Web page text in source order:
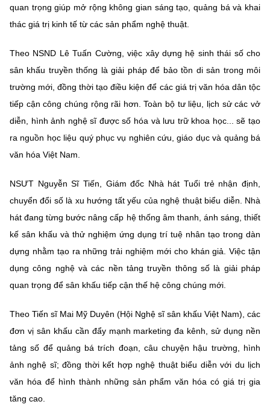
quan trọng giúp mở rộng không gian sáng tạo, quảng bá và khai
thác giá trị kinh tế từ các sản phẩm nghệ thuật.
Theo NSND Lê Tuấn Cường, việc xây dựng hệ sinh thái số cho
sân khấu truyền thống là giải pháp để bảo tồn di sản trong môi
trường mới, đồng thời tạo điều kiện để các giá trị văn hóa dân tộc
tiếp cận công chúng rộng rãi hơn. Toàn bộ tư liệu, lịch sử các vở
diễn, hình ảnh nghệ sĩ được số hóa và lưu trữ khoa học... sẽ tạo
ra nguồn học liệu quý phục vụ nghiên cứu, giáo dục và quảng bá
văn hóa Việt Nam.
NSƯT Nguyễn Sĩ Tiến, Giám đốc Nhà hát Tuổi trẻ nhận định,
chuyển đổi số là xu hướng tất yếu của nghệ thuật biểu diễn. Nhà
hát đang từng bước nâng cấp hệ thống âm thanh, ánh sáng, thiết
kế sân khấu và thử nghiệm ứng dụng trí tuệ nhân tạo trong dàn
dựng nhằm tạo ra những trải nghiệm mới cho khán giả. Việc tận
dụng công nghệ và các nền tảng truyền thông số là giải pháp
quan trọng để sân khấu tiếp cận thế hệ công chúng mới.
Theo Tiến sĩ Mai Mỹ Duyên (Hội Nghệ sĩ sân khấu Việt Nam), các
đơn vị sân khấu cần đẩy mạnh marketing đa kênh, sử dụng nền
tảng số để quảng bá trích đoạn, câu chuyện hậu trường, hình
ảnh nghệ sĩ; đồng thời kết hợp nghệ thuật biểu diễn với du lịch
văn hóa để hình thành những sản phẩm văn hóa có giá trị gia
tăng cao.